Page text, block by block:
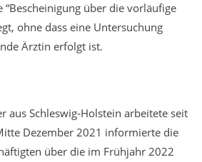
“Bescheinigung über die vorläufige
ohne dass eine Untersuchung
Ärztin erfolgt ist.
aus Schleswig-Holstein arbeitete seit
Dezember 2021 informierte die
über die im Frühjahr 2022